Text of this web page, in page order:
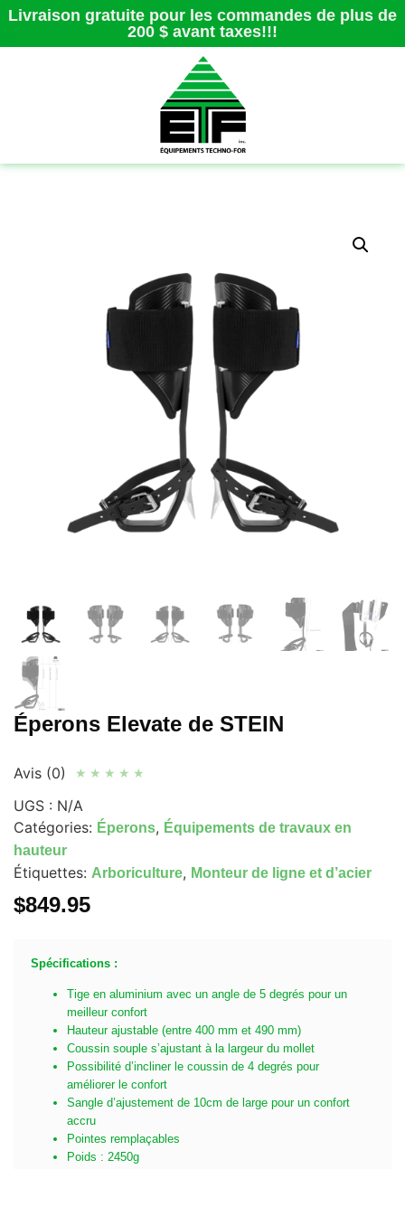
Livraison gratuite pour les commandes de plus de
200 $ avant taxes!!!
Éperons Elevate de STEIN
Avis (0) ★ ★ ★ ★ ★
UGS : N/A
Catégories: Éperons, Équipements de travaux en
hauteur
Étiquettes: Arboriculture, Monteur de ligne et d’acier
$849.95
Spécifications :
Tige en aluminium avec un angle de 5 degrés pour un
meilleur confort
Hauteur ajustable (entre 400 mm et 490 mm)
Coussin souple s’ajustant à la largeur du mollet
Possibilité d’incliner le coussin de 4 degrés pour
améliorer le confort
Sangle d’ajustement de 10cm de large pour un confort
accru
Pointes remplaçables
Poids : 2450g